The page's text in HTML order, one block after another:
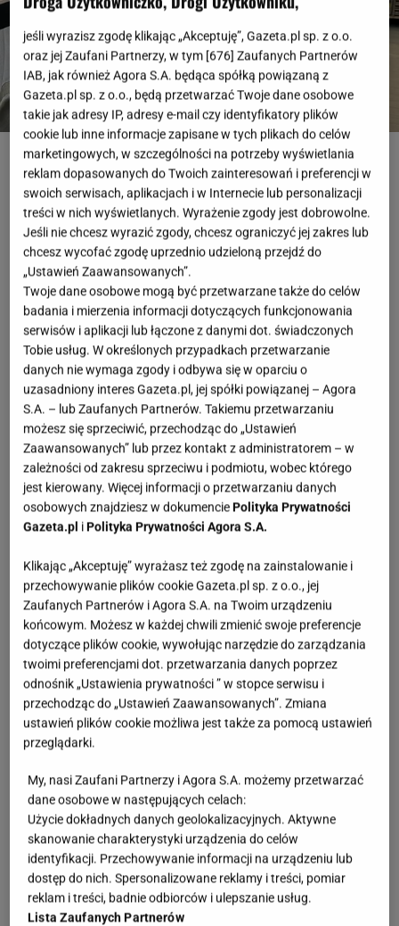
Fot. Instagram / @mialuckie
OTWÓRZ GALERIĘ (3)
Mokasyny to klasyk, ale te od Tamaris mają w sobie
coś ekstra.Skóra naturalna wygląda bardzo
szlachetnie, model jest lekki, wygodny i idealny na
codzienne wyjścia. Dzięki technologii Touch It stopa
układa się komfortowo przez cały dzień, więc nie ma
mowy o obtarciach czy zmęczonych stopach.
Obniżka z 379,99 zł na 289,99 zł tylko dopełnia obraz
ideału. Numery znikają ze strony w zawrotnym
tempie i wcale mnie to nie dziwi.
jeśli wyrazisz zgodę klikając „Akceptuję”, Gazeta.pl sp. z o.o.
oraz jej Zaufani Partnerzy, w tym [676] Zaufanych Partnerów
IAB, jak również Agora S.A. będąca spółką powiązaną z
Gazeta.pl sp. z o.o., będą przetwarzać Twoje dane osobowe
takie jak adresy IP, adresy e-mail czy identyfikatory plików
cookie lub inne informacje zapisane w tych plikach do celów
marketingowych, w szczególności na potrzeby wyświetlania
reklam dopasowanych do Twoich zainteresowań i preferencji w
swoich serwisach, aplikacjach i w Internecie lub personalizacji
treści w nich wyświetlanych. Wyrażenie zgody jest dobrowolne.
Jeśli nie chcesz wyrazić zgody, chcesz ograniczyć jej zakres lub
chcesz wycofać zgodę uprzednio udzieloną przejdź do
„Ustawień Zaawansowanych”.
Twoje dane osobowe mogą być przetwarzane także do celów
badania i mierzenia informacji dotyczących funkcjonowania
serwisów i aplikacji lub łączone z danymi dot. świadczonych
Tobie usług. W określonych przypadkach przetwarzanie
danych nie wymaga zgody i odbywa się w oparciu o
uzasadniony interes Gazeta.pl, jej spółki powiązanej – Agora
S.A. – lub Zaufanych Partnerów. Takiemu przetwarzaniu
możesz się sprzeciwić, przechodząc do „Ustawień
Zaawansowanych” lub przez kontakt z administratorem – w
zależności od zakresu sprzeciwu i podmiotu, wobec którego
jest kierowany. Więcej informacji o przetwarzaniu danych
osobowych znajdziesz w dokumenciePolityka Prywatności
Gazeta.pl iPolityka Prywatności Agora S.A.
Klikając „Akceptuję” wyrażasz też zgodę na zainstalowanie i
przechowywanie plików cookie Gazeta.pl sp. z o.o., jej
Zaufanych Partnerów i Agora S.A. na Twoim urządzeniu
końcowym. Możesz w każdej chwili zmienić swoje preferencje
dotyczące plików cookie, wywołując narzędzie do zarządzania
twoimi preferencjami dot. przetwarzania danych poprzez
odnośnik „Ustawienia prywatności ” w stopce serwisu i
przechodząc do „Ustawień Zaawansowanych”. Zmiana
ustawień plików cookie możliwa jest także za pomocą ustawień
przeglądarki.
My, nasi Zaufani Partnerzy i Agora S.A. możemy przetwarzać
dane osobowe w następujących celach:
Użycie dokładnych danych geolokalizacyjnych. Aktywne
skanowanie charakterystyki urządzenia do celów
identyfikacji. Przechowywanie informacji na urządzeniu lub
dostęp do nich. Spersonalizowane reklamy i treści, pomiar
reklam i treści, badnie odbiorców i ulepszanie usług.
Lista Zaufanych Partnerów